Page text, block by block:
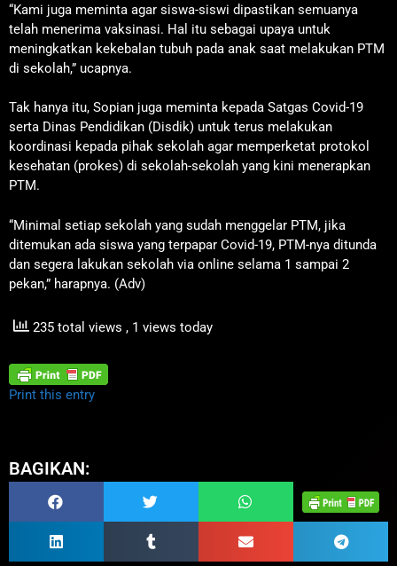
“Kami juga meminta agar siswa-siswi dipastikan semuanya
telah menerima vaksinasi. Hal itu sebagai upaya untuk
meningkatkan kekebalan tubuh pada anak saat melakukan PTM
di sekolah,” ucapnya.
Tak hanya itu, Sopian juga meminta kepada Satgas Covid-19
serta Dinas Pendidikan (Disdik) untuk terus melakukan
koordinasi kepada pihak sekolah agar memperketat protokol
kesehatan (prokes) di sekolah-sekolah yang kini menerapkan
PTM.
“Minimal setiap sekolah yang sudah menggelar PTM, jika
ditemukan ada siswa yang terpapar Covid-19, PTM-nya ditunda
dan segera lakukan sekolah via online selama 1 sampai 2
pekan,” harapnya. (Adv)
235 total views , 1 views today
Print this entry
BAGIKAN: